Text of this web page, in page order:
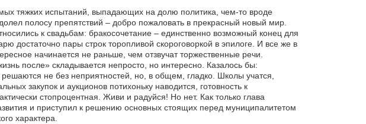
тяжких испытаний, выпадающих на долю политика, чем-то вроде
полосу препятствий – добро пожаловать в прекрасный новый мир.
к свадьбам: бракосочетание – единственно возможный конец для
достаточно пары строк торопливой скороговоркой в эпилоге. И все же в
начинается не раньше, чем отзвучат торжественные речи.
после» складывается непросто, но интересно. Казалось бы:
не без неприятностей, но, в общем, гладко. Школы учатся,
закупок и аукционов потихоньку наводится, готовность к
стопроцентная. Живи и радуйся! Но нет. Как только глава
и приступил к решению основных стоящих перед муниципалитетом
характера.